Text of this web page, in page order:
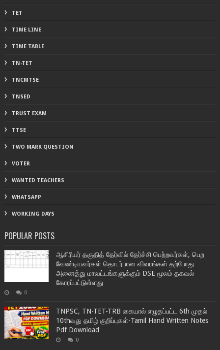
TET
TIME LINE
TIME TABLE
TN-TET
TNCMTSE
TNSED
TRUST EXAM
TTSE
TWO MARK QUESTION
VOTER
WANTED TEACHERS
WHATSAPP
WORKING DAYS
POPULAR POSTS
ஆசிரியர் தகுதித் தேர்வில் தேர்ச்சி பெற்றவர்கள், பெற
வேண்டியவர்கள் தொடர்பான விவரங்கள் தற்போது
அனைத்து மாவட்டங்களுக்கும் DSE மூலம் தகவல்
கோரப்பட்டுள்ளது
0
TNPSC, TN-TET-TRB கையால் எழுதப்பட்ட 6th முதல்
10thவது தமிழ் குறிப்புகள்-Tamil Hand Written Notes
Pdf Download
0